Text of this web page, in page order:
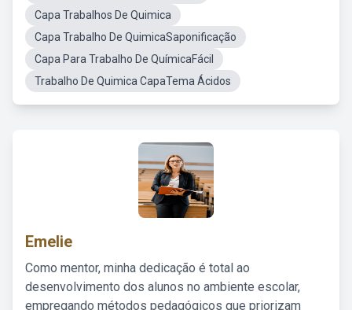
Capa Trabalhos De Quimica
Capa Trabalho De QuimicaSaponificação
Capa Para Trabalho De QuímicaFácil
Trabalho De Quimica CapaTema Ácidos
Emelie
Como mentor, minha dedicação é total ao
desenvolvimento dos alunos no ambiente escolar,
empregando métodos pedagógicos que priorizam